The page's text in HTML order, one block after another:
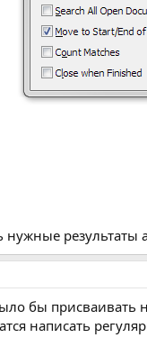
нужные результаты
бы присваивать
написать